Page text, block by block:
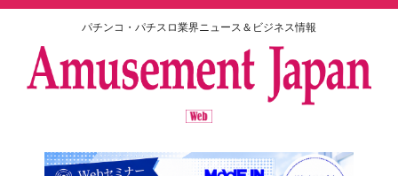
パチンコ・パチスロ業界ニュース＆ビジネス情報